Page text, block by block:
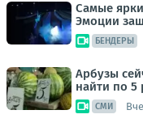
Самые
Эмоции
БЕНДЕРЫ
Арбузы
найти по 5
СМИ